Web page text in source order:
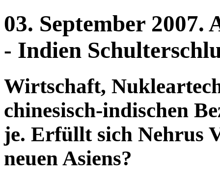
03. September 2007.
- Indien
Wirtschaft,
chinesisch-indischen
je. Erfüllt sich Nehrus
neuen Asiens?